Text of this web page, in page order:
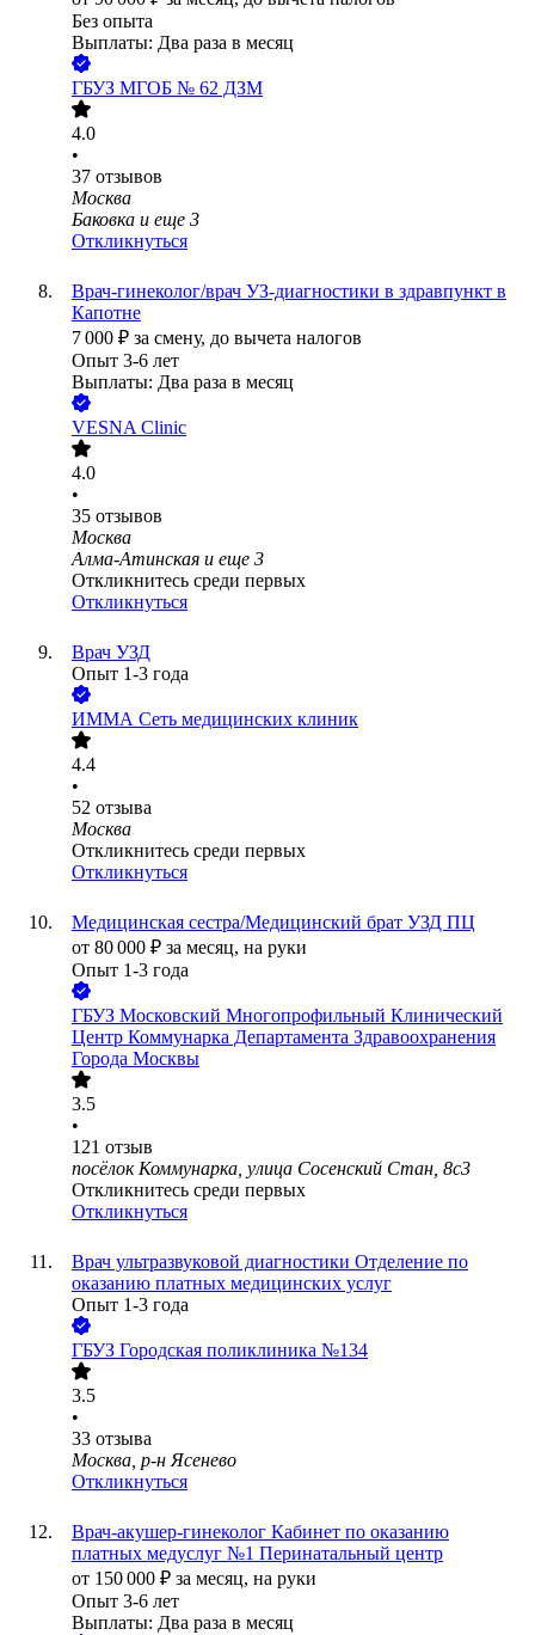
Без опыта
Выплаты: Два раза в месяц
ГБУЗ МГОБ № 62 ДЗМ
4.0
•
37 отзывов
Москва
Баковка и еще 3
Откликнуться
Врач-гинеколог/врач УЗ-диагностики в здравпункт в
Капотне
7 000 ₽ за смену, до вычета налогов
Опыт 3-6 лет
Выплаты: Два раза в месяц
VESNA Clinic
4.0
•
35 отзывов
Москва
Алма-Атинская и еще 3
Откликнитесь среди первых
Откликнуться
Врач УЗД
Опыт 1-3 года
ИММА Сеть медицинских клиник
4.4
•
52 отзыва
Москва
Откликнитесь среди первых
Откликнуться
Медицинская сестра/Медицинский брат УЗД ПЦ
от 80 000 ₽ за месяц, на руки
Опыт 1-3 года
ГБУЗ Московский Многопрофильный Клинический
Центр Коммунарка Департамента Здравоохранения
Города Москвы
3.5
•
121 отзыв
посёлок Коммунарка, улица Сосенский Стан, 8с3
Откликнитесь среди первых
Откликнуться
Врач ультразвуковой диагностики Отделение по
оказанию платных медицинских услуг
Опыт 1-3 года
ГБУЗ Городская поликлиника №134
3.5
•
33 отзыва
Москва, р-н Ясенево
Откликнуться
Врач-акушер-гинеколог Кабинет по оказанию
платных медуслуг №1 Перинатальный центр
от 150 000 ₽ за месяц, на руки
Опыт 3-6 лет
Выплаты: Два раза в месяц